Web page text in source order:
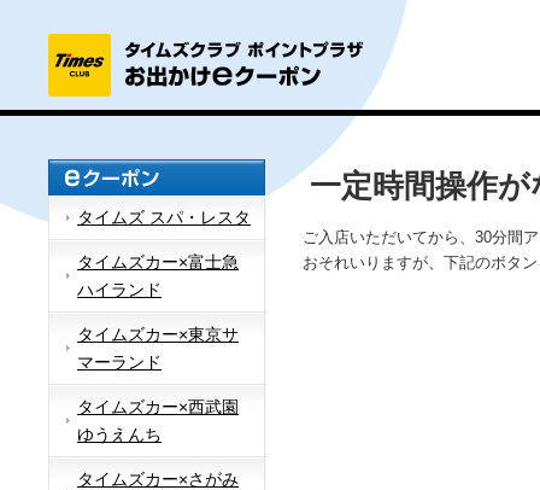
タイムズ スパ・レスタ
タイムズカー×富士急
ハイランド
タイムズカー×東京サ
マーランド
タイムズカー×西武園
ゆうえんち
タイムズカー×さがみ
一定時間操作
ご入店いただいてから、30分間
おそれいりますが、下記のボタ